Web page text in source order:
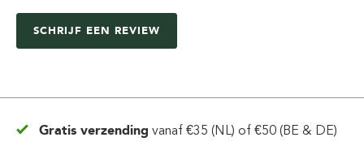
SCHRIJF EEN REVIEW
Gratis verzending vanaf €35 (NL) of €50 (BE & DE)